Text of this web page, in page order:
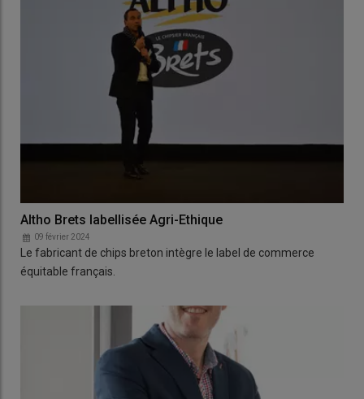
Altho Brets labellisée Agri-Ethique
09 février 2024
Le fabricant de chips breton intègre le label de commerce
équitable français.